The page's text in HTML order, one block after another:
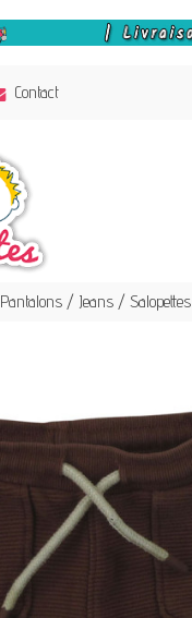
Contact
Pantalons / Jeans / Salopettes